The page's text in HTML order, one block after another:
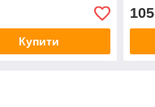
Купити
105